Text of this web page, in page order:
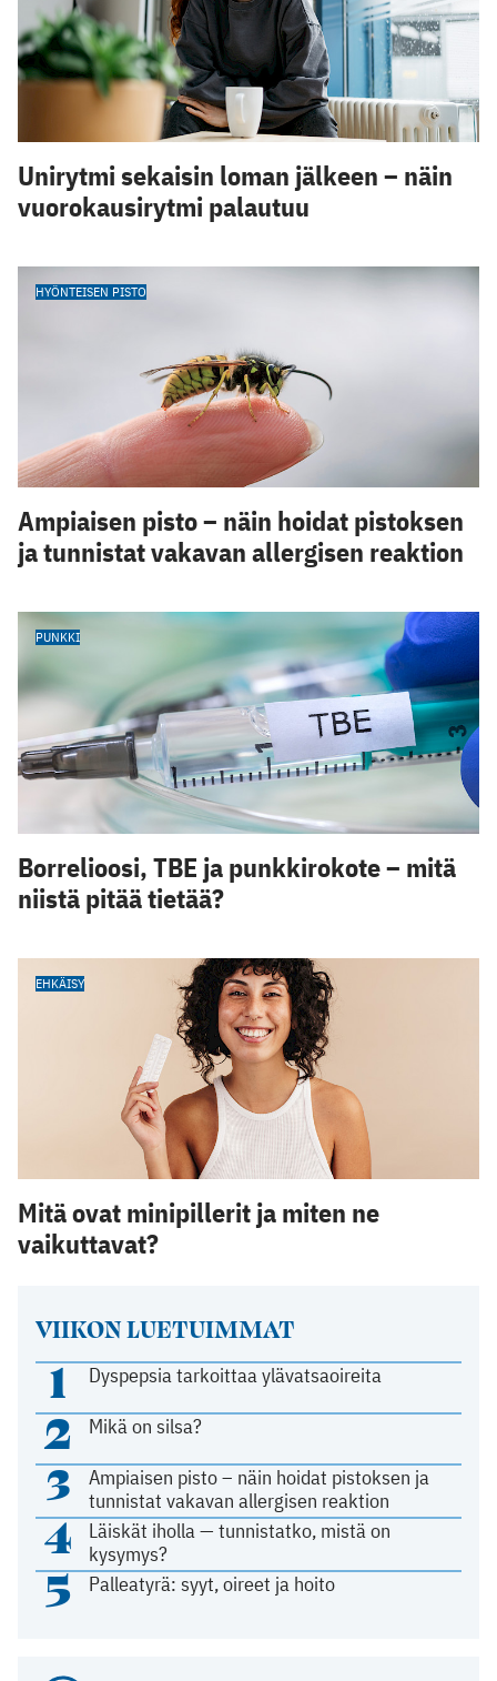
VIIKON LUETUIMMAT
1 Dyspepsia tarkoittaa ylävatsaoireita
2 Mikä on silsa?
3
Ampiaisen pisto – näin hoidat pistoksen ja
tunnistat vakavan allergisen reaktion
4
Läiskät iholla — tunnistatko, mistä on
kysymys?
5 Palleatyrä: syyt, oireet ja hoito
Unirytmi sekaisin loman jälkeen – näin
vuorokausirytmi palautuu
HYÖNTEISEN PISTO
Ampiaisen pisto – näin hoidat pistoksen
ja tunnistat vakavan allergisen reaktion
PUNKKI
Borrelioosi, TBE ja punkkirokote – mitä
niistä pitää tietää?
EHKÄISY
Mitä ovat minipillerit ja miten ne
vaikuttavat?